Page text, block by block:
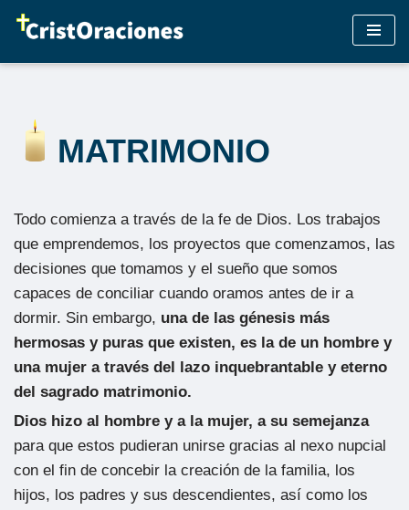
MATRIMONIO
Todo comienza a través de la fe de Dios. Los trabajos
que emprendemos, los proyectos que comenzamos, las
decisiones que tomamos y el sueño que somos
capaces de conciliar cuando oramos antes de ir a
dormir. Sin embargo, una de las génesis más
hermosas y puras que existen, es la de un hombre y
una mujer a través del lazo inquebrantable y eterno
del sagrado matrimonio.
Dios hizo al hombre y a la mujer, a su semejanza
para que estos pudieran unirse gracias al nexo nupcial
con el fin de concebir la creación de la familia, los
hijos, los padres y sus descendientes, así como los